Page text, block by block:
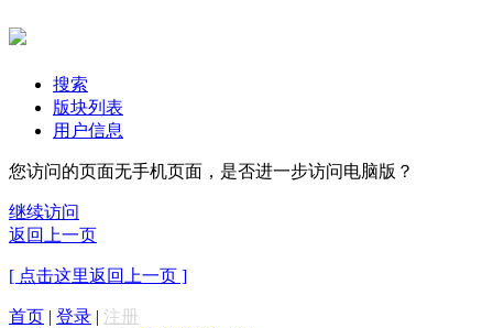
搜索
版块列表
用户信息
您访问的页面无手机页面，是否进一步访问电脑版？
继续访问
返回上一页
[ 点击这里返回上一页 ]
首页 | 登录 | 注册